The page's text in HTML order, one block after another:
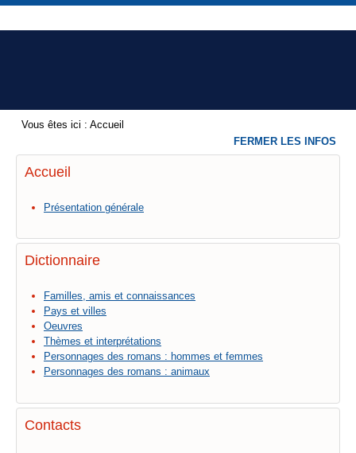
Vous êtes ici : Accueil
Accueil
Présentation générale
Dictionnaire
Familles, amis et connaissances
Pays et villes
Oeuvres
Thèmes et interprétations
Personnages des romans : hommes et femmes
Personnages des romans : animaux
Contacts
FERMER LES INFOS